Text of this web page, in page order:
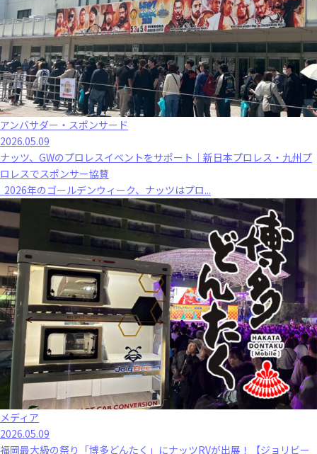
アンバサダー・スポンサード
2026.05.09
ナッツ、GWのプロレスイベントをサポート｜新日本プロレス・九州プ
ロレスでスポンサー協賛
2026年のゴールデンウィーク、ナッツはプロ...
メディア
2026.05.09
福岡最大級の祭り「博多どんたく」にナッツRVが出展！【ジョリビー